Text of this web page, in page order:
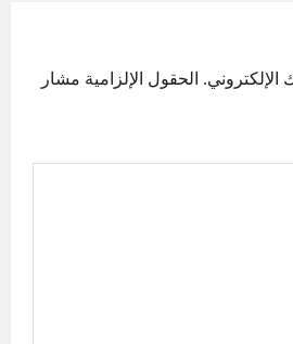
الحقول الإلزامية مشار